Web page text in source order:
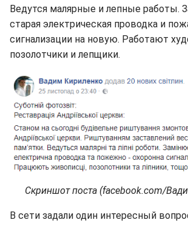
Ведутся малярные и лепные работы.
старая электрическая проводка и
сигнализации на новую. Работают
позолотчики и лепщики.
Скриншот поста (facebook.com/
В сети задали один интересный